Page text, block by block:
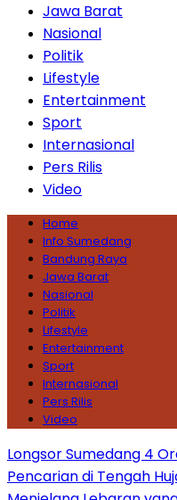
Jawa Barat
Nasional
Politik
Lifestyle
Entertainment
Sport
Internasional
Pers Rilis
Video
Home
Info Sumedang
Bandung Raya
Jawa Barat
Nasional
Politik
Lifestyle
Entertainment
Sport
Internasional
Pers Rilis
Video
Longsor Sumedang 4
Pencarian di Tengah